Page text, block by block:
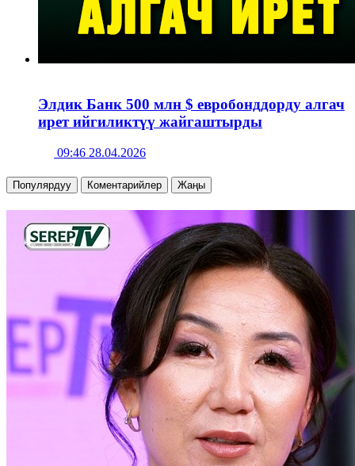
Элдик Банк 500 млн $ евробонддорду алгач
ирет ийгиликтүү жайгаштырды
09:46 28.04.2026
Популярдуу Коментарийлер Жаңы